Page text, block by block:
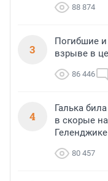
88 874
3
Погибшие
взрыве в
86 446
4
Галька
в скорые
80 457